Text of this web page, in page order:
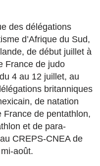
des délégations
d’Afrique du Sud,
de début juillet à
France de judo
4 au 12 juillet, au
britanniques
de natation
France de pentathlon,
et de para-
CREPS-CNEA de
août.